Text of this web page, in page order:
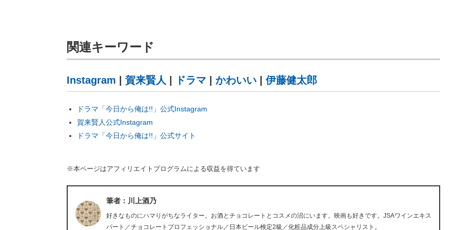
関連キーワード
Instagram |賀来賢人 ドラマ かわいい 伊藤健太郎
ドラマ「今日から俺は!!」公式Instagram
賀来賢人公式Instagram
ドラマ「今日から俺は!!」公式サイト
※本ページはアフィリエイトプログラムによる収益を得ています
筆者：川上酒乃
好きなものにハマりがちなライター。お酒とチョコレートとコスメの沼にいます。映画も好きです。JSAワインエキス
パート／チョコレートプロフェッショナル／日本ビール検定2級／化粧品成分上級スペシャリスト。